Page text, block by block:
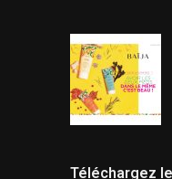
Téléchargez